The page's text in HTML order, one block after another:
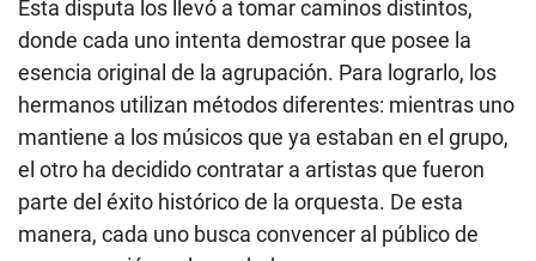
Esta disputa los llevó a tomar caminos distintos,
donde cada uno intenta demostrar que posee la
esencia original de la agrupación. Para lograrlo, los
hermanos utilizan métodos diferentes: mientras uno
mantiene a los músicos que ya estaban en el grupo,
el otro ha decidido contratar a artistas que fueron
parte del éxito histórico de la orquesta. De esta
manera, cada uno busca convencer al público de